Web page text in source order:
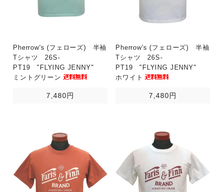
Pherrow's (フェローズ) 半袖
Tシャツ 26S-
PT19 "FLYING JENNY"
ミントグリーン
7,480円
Pherrow's (フェローズ) 半袖
Tシャツ 26S-
PT19 "FLYING JENNY"
ホワイト
7,480円